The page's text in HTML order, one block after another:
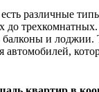
различные
до
балконы и лоджии.
автомобилей,